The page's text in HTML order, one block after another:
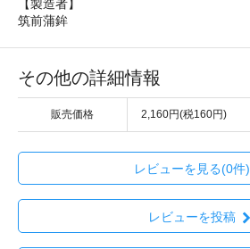
【製造者】
筑前蒲鉾
その他の詳細情報
販売価格 2,160円(税160円)
レビューを見る(0件)
レビューを投稿